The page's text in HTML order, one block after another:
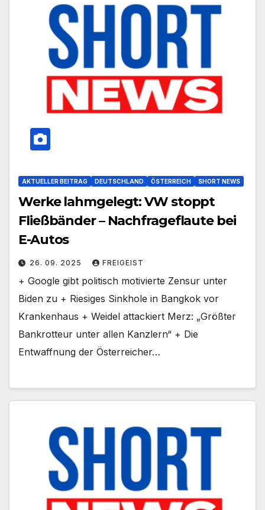
AKTUELLER BEITRAG DEUTSCHLAND ÖSTERREICH SHORT NEWS
Werke lahmgelegt: VW stoppt
Fließbänder – Nachfrageflaute bei
E-Autos
26. 09. 2025 FREIGEIST
+ Google gibt politisch motivierte Zensur unter
Biden zu + Riesiges Sinkhole in Bangkok vor
Krankenhaus + Weidel attackiert Merz: „Größter
Bankrotteur unter allen Kanzlern“ + Die
Entwaffnung der Österreicher…